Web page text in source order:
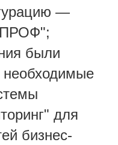
—
ПРОФ";
были
необходимые
для
бизнес-